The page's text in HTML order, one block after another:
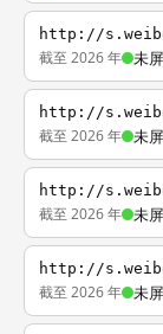
http://
截至 2026 年 未
http://
截至 2026 年 未
http://
截至 2026 年 未
http://
截至 2026 年 未